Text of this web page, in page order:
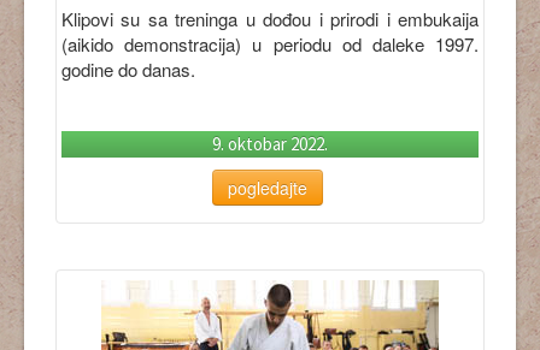
Klipovi su sa treninga u dođou i prirodi i embukaija
(aikido demonstracija) u periodu od daleke 1997.
godine do danas.
9. oktobar 2022.
pogledajte